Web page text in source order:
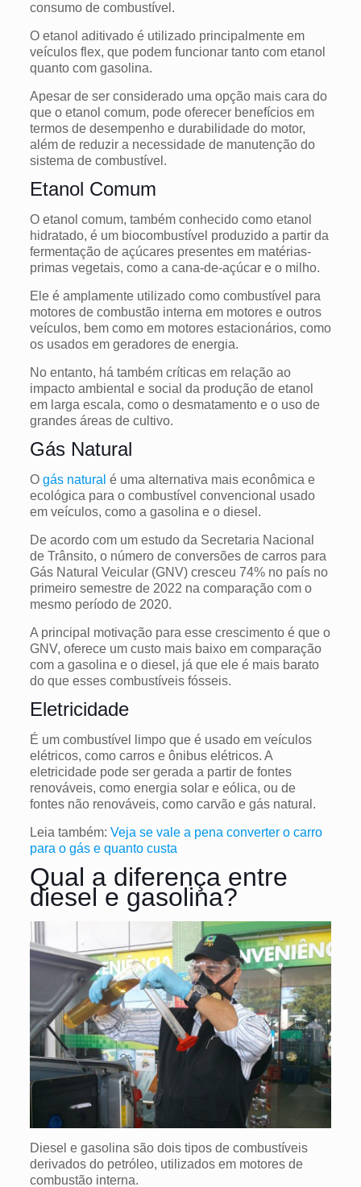
consumo de combustível.
O etanol aditivado é utilizado principalmente em
veículos flex, que podem funcionar tanto com etanol
quanto com gasolina.
Apesar de ser considerado uma opção mais cara do
que o etanol comum, pode oferecer benefícios em
termos de desempenho e durabilidade do motor,
além de reduzir a necessidade de manutenção do
sistema de combustível.
Etanol Comum
O etanol comum, também conhecido como etanol
hidratado, é um biocombustível produzido a partir da
fermentação de açúcares presentes em matérias-
primas vegetais, como a cana-de-açúcar e o milho.
Ele é amplamente utilizado como combustível para
motores de combustão interna em motores e outros
veículos, bem como em motores estacionários, como
os usados ​​em geradores de energia.
No entanto, há também críticas em relação ao
impacto ambiental e social da produção de etanol
em larga escala, como o desmatamento e o uso de
grandes áreas de cultivo.
Gás Natural
O gás natural é uma alternativa mais econômica e
ecológica para o combustível convencional usado
em veículos, como a gasolina e o diesel.
De acordo com um estudo da Secretaria Nacional
de Trânsito, o número de conversões de carros para
Gás Natural Veicular (GNV) cresceu 74% no país no
primeiro semestre de 2022 na comparação com o
mesmo período de 2020.
A principal motivação para esse crescimento é que o
GNV, oferece um custo mais baixo em comparação
com a gasolina e o diesel, já que ele é mais barato
do que esses combustíveis fósseis.
Eletricidade
É um combustível limpo que é usado em veículos
elétricos, como carros e ônibus elétricos. A
eletricidade pode ser gerada a partir de fontes
renováveis, como energia solar e eólica, ou de
fontes não renováveis, como carvão e gás natural.
Leia também: Veja se vale a pena converter o carro
para o gás e quanto custa
Qual a diferença entre
diesel e gasolina?
Diesel e gasolina são dois tipos de combustíveis
derivados do petróleo, utilizados em motores de
combustão interna.